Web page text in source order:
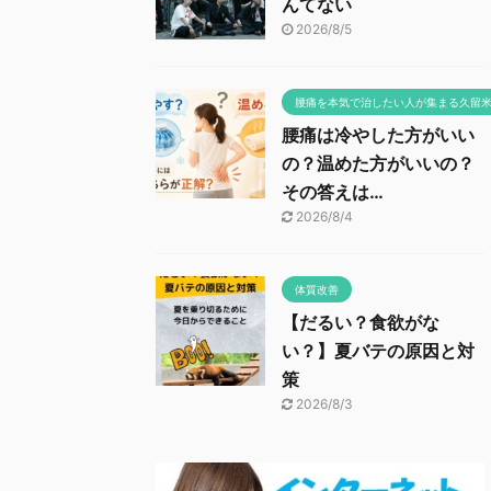
んてない
2026/8/5
腰痛を本気で治したい人が集まる久留
腰痛は冷やした方がいい
の？温めた方がいいの？
その答えは…
2026/8/4
体質改善
【だるい？食欲がな
い？】夏バテの原因と対
策
2026/8/3